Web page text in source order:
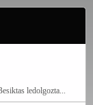
ledolgozta...